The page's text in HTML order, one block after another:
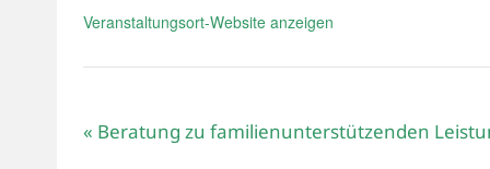
Veranstaltungsort-Website anzeigen
« Beratung zu familienunterstützenden